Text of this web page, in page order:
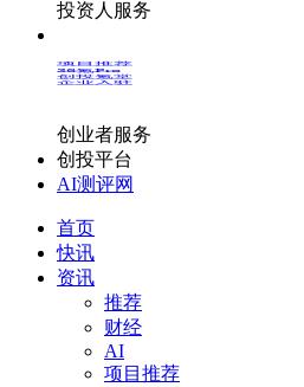
投资人服务
项目推荐
36氪Pro
创投氪堂
企业入驻
创业者服务
创投平台
AI测评网
首页
快讯
资讯
推荐
财经
AI
项目推荐